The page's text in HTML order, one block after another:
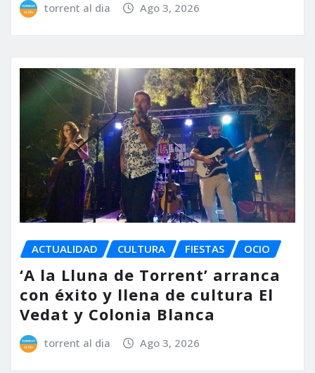
torrent al dia Ago 3, 2026
ACTUALIDAD CULTURA FIESTAS OCIO
‘A la Lluna de Torrent’ arranca
con éxito y llena de cultura El
Vedat y Colonia Blanca
torrent al dia Ago 3, 2026